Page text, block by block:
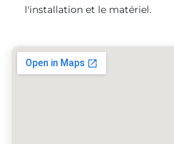
l'installation et le matériel.